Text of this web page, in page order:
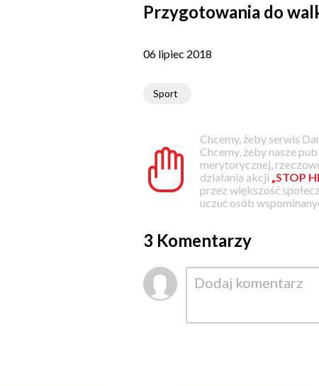
Przygotowania do
06 lipiec 2018
Sport
Chcemy, żeby serwis
Chcemy, żeby nasze
merytorycznej,
działania akcji „STOP
przez większość
uczuć osób
3 Komentarzy